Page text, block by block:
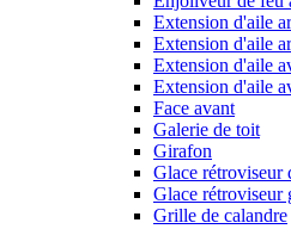
Extension d'aile
Extension d'aile
Extension d'aile
Extension d'aile
Face avant
Galerie de toit
Girafon
Glace rétroviseur
Glace rétroviseur
Grille de calandre